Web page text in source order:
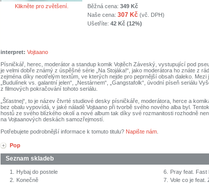
Klikněte pro zvětšení. Běžná cena: 349 Kč
Naše cena: 307 Kč (vč. DPH)
Ušetříte: 42 Kč (12%)
interpret: Vojtaano
Písničkář, herec, moderátor a standup komik Vojtěch Záveský, vystupující pod
je velmi dobře známý z úspěšné série „Na Stojáka!“, jako moderátora ho znáte z
zejména díky neotřelým textům, ve kterých nejde pro peprnější obsah daleko.
„Budulínek vs. galantní jelen“, „Nestárnem“, „Gangstafolk“, úvodní píseň seriálu
z filmových pokračování tohoto seriálu.
„Šťastnej“, to je název čtvrté studiové desky písničkáře, moderátora, herce a
bez obalu vypovídá, v jaké náladě Vojtaano při tvorbě svého nového alba byl.
hostů ze svého blízkého okolí a nové album tak díky své rozmanitosti rozhodně
na Vojtaanových deskách samozřejmostí.
Potřebujete podrobnější informace k tomuto titulu? Napište nám
Pop
Seznam skladeb
1.
Hybaj do postele
2.
Konečně
6.
Pray feat. Fast
7. Vole co je feat.